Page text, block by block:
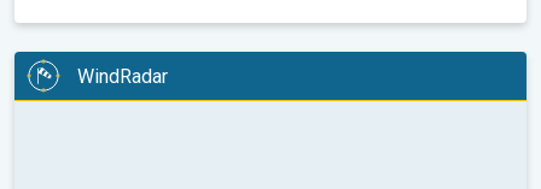
WindRadar